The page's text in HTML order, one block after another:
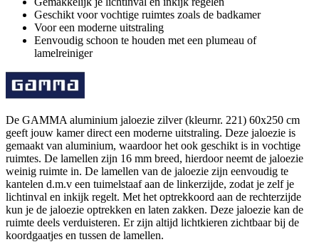
Geschikt voor vochtige ruimtes zoals de badkamer
Voor een moderne uitstraling
Eenvoudig schoon te houden met een plumeau of
lamelreiniger
De GAMMA aluminium jaloezie zilver (kleurnr. 221) 60x250 cm
geeft jouw kamer direct een moderne uitstraling. Deze jaloezie is
gemaakt van aluminium, waardoor het ook geschikt is in vochtige
ruimtes. De lamellen zijn 16 mm breed, hierdoor neemt de jaloezie
weinig ruimte in. De lamellen van de jaloezie zijn eenvoudig te
kantelen d.m.v een tuimelstaaf aan de linkerzijde, zodat je zelf je
lichtinval en inkijk regelt. Met het optrekkoord aan de rechterzijde
kun je de jaloezie optrekken en laten zakken. Deze jaloezie kan de
ruimte deels verduisteren. Er zijn altijd lichtkieren zichtbaar bij de
koordgaatjes en tussen de lamellen.